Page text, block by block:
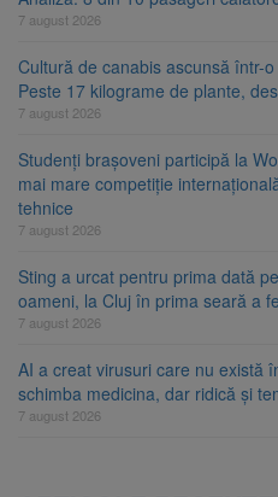
7 august 2026
Cultură de canabis ascunsă într-
Peste 17 kilograme de plante,
7 august 2026
Studenți brașoveni participă la
mai mare competiție
tehnice
7 august 2026
Sting a urcat pentru prima dată
oameni, la Cluj în prima seară a
7 august 2026
AI a creat virusuri care nu există
schimba medicina, dar ridică și
7 august 2026